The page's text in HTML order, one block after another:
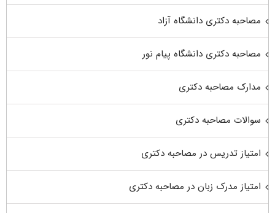
مصاحبه دکتری دانشگاه آزاد
مصاحبه دکتری دانشگاه پیام نور
مدارک مصاحبه دکتری
سوالات مصاحبه دکتری
امتیاز تدریس در مصاحبه دکتری
امتیاز مدرک زبان در مصاحبه دکتری